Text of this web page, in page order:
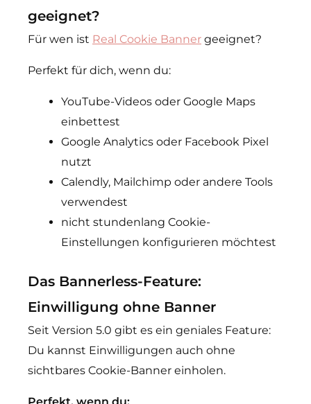
geeignet?
Für wen ist Real Cookie Banner geeignet?
Perfekt für dich, wenn du:
YouTube-Videos oder Google Maps
einbettest
Google Analytics oder Facebook Pixel
nutzt
Calendly, Mailchimp oder andere Tools
verwendest
nicht stundenlang Cookie-
Einstellungen konfigurieren möchtest
Das Bannerless-Feature:
Einwilligung ohne Banner
Seit Version 5.0 gibt es ein geniales Feature:
Du kannst Einwilligungen auch ohne
sichtbares Cookie-Banner einholen.